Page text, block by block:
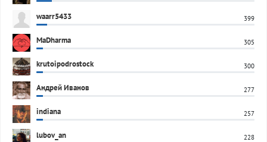
waarr5433 399
MaDharma 305
krutoipodrostock 300
Андрей Иванов 277
indiana 257
lubov_an 228